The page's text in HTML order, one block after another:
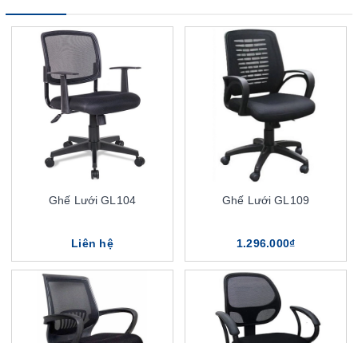
Ghế Lưới GL104
Liên hệ
Ghế Lưới GL109
1.296.000₫